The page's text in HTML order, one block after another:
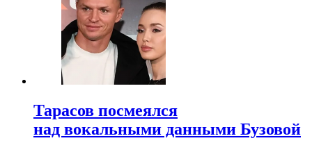
Тарасов посмеялся
над вокальными данными Бузовой